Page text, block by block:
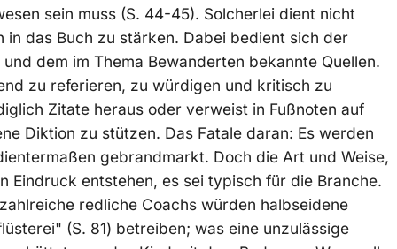
sein muss (S. 44-45). Solcherlei dient nicht
in das Buch zu stärken. Dabei bedient sich der
dem im Thema Bewanderten bekannte Quellen.
zu referieren, zu würdigen und kritisch zu
Zitate heraus oder verweist in Fußnoten auf
Diktion zu stützen. Das Fatale daran: Es werden
gebrandmarkt. Doch die Art und Weise,
Eindruck entstehen, es sei typisch für die Branche.
redliche Coachs würden halbseidene
(S. 81) betreiben; was eine unzulässige